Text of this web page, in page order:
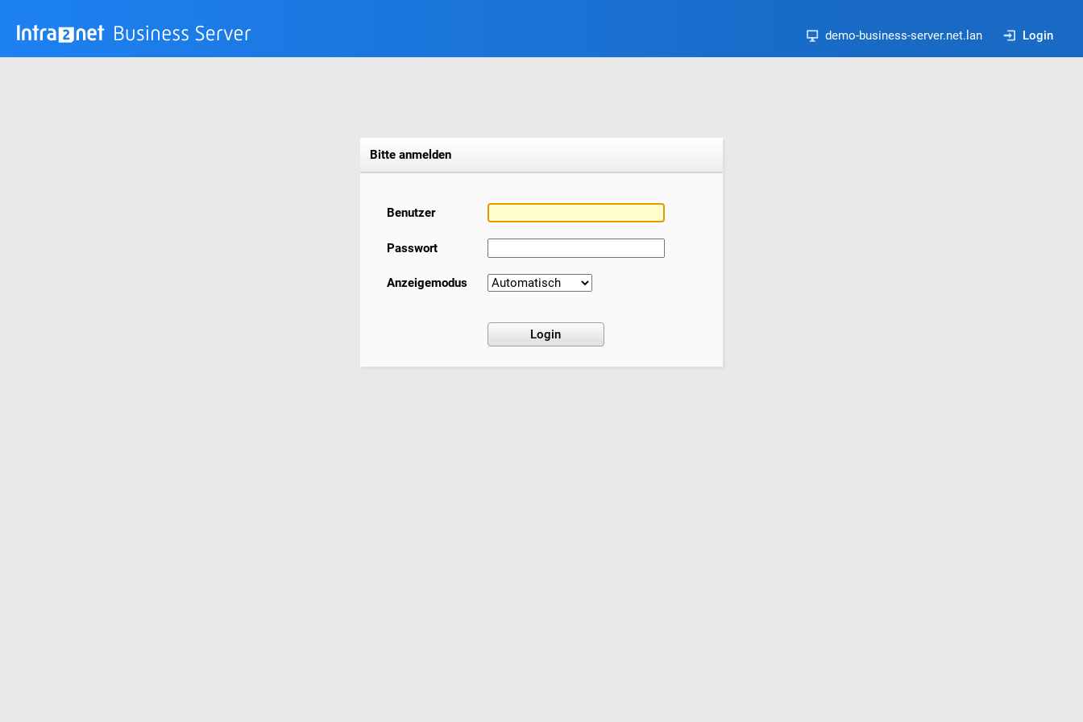
demo-business-server.net.lan Login
Bitte anmelden
Benutzer
Passwort
Anzeigemodus